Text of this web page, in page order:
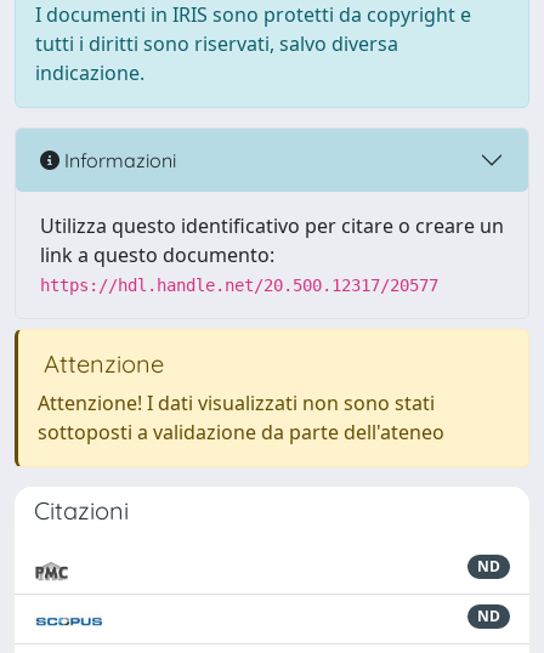
I documenti in IRIS sono protetti da copyright e
tutti i diritti sono riservati, salvo diversa
indicazione.
Informazioni
Utilizza questo identificativo per citare o creare un
link a questo documento:
https://hdl.handle.net/20.500.12317/20577
Attenzione
Attenzione! I dati visualizzati non sono stati
sottoposti a validazione da parte dell'ateneo
Citazioni
ND
ND